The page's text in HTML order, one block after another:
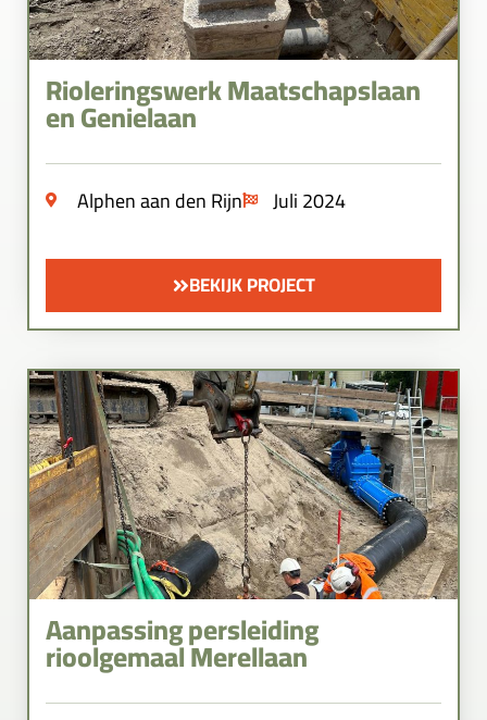
Rioleringswerk Maatschapslaan
en Genielaan
Alphen aan den Rijn Juli 2024
BEKIJK PROJECT
Aanpassing persleiding
rioolgemaal Merellaan